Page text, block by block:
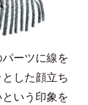
ーツに線を
した顔立ち
いう印象を